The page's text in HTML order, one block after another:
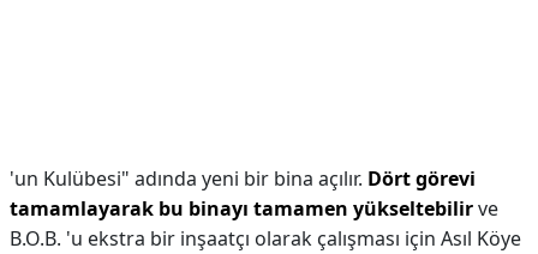
'un Kulübesi" adında yeni bir bina açılır. Dört görevi
tamamlayarak bu binayı tamamen yükseltebilirve
B.O.B. 'u ekstra bir inşaatçı olarak çalışması için Asıl Köye